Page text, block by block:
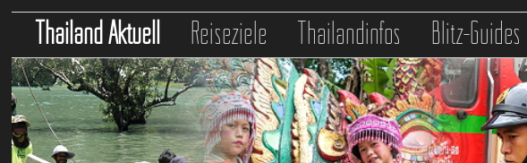
Thailand Aktuell Reiseziele Thailandinfos Blitz-Guides